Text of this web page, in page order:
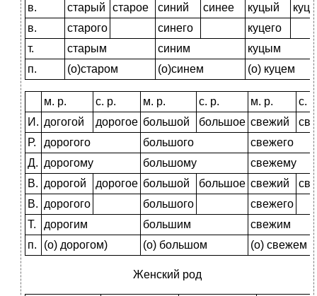
в.
старый старое синий синее куцый
в.
старого синего
куцего
т.
старым синим
куцым
п.
(о)старом (о)синем (о) куцем
м. р. с. р. м. р. с. р. м. р.
с.
И. догогой дорогое большой большое свежий
Р.
дорогого большого
свежего
Д. дорогому большому
свежему
В. дорогой дорогое большой большое свежий
В. дорогого большого
свежего
Т.
дорогим большим
свежим
п.
(о) дорогом) (о) большом (о) свежем
Женский род